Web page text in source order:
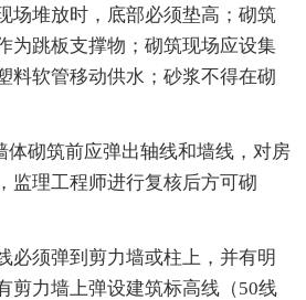
场堆放时，底部必须垫高；砌筑
为跳板支撑物；砌筑现场应设集
料软管移动供水；砂浆不得在砌
砌筑前应弹出轴线和墙线，对房
监理工程师进行复核后方可砌
须弹到剪力墙或柱上，并有明
剪力墙上弹设建筑标高线（50线